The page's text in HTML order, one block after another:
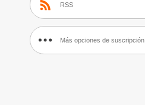
RSS
Más opciones de suscripción